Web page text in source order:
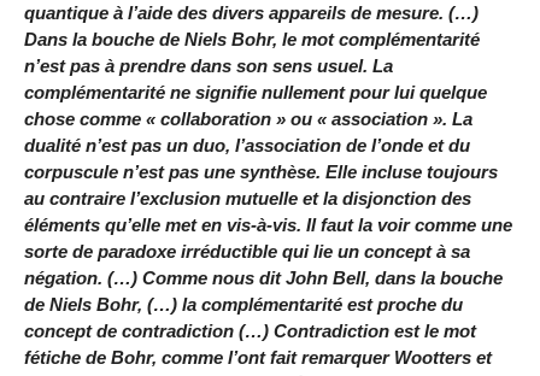
quantique à l’aide des divers appareils de mesure. (…)
Dans la bouche de Niels Bohr, le mot complémentarité
n’est pas à prendre dans son sens usuel. La
complémentarité ne signifie nullement pour lui quelque
chose comme « collaboration » ou « association ». La
dualité n’est pas un duo, l’association de l’onde et du
corpuscule n’est pas une synthèse. Elle incluse toujours
au contraire l’exclusion mutuelle et la disjonction des
éléments qu’elle met en vis-à-vis. Il faut la voir comme une
sorte de paradoxe irréductible qui lie un concept à sa
négation. (…) Comme nous dit John Bell, dans la bouche
de Niels Bohr, (…) la complémentarité est proche du
concept de contradiction (…) Contradiction est le mot
fétiche de Bohr, comme l’ont fait remarquer Wootters et